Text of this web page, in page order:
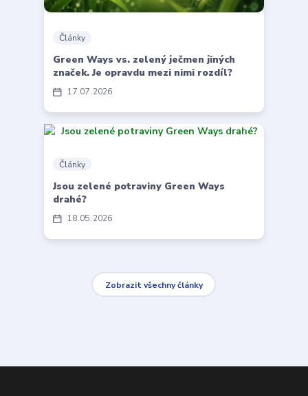
17 07 2026
Články
Green Ways vs. zelený ječmen jiných
značek. Je opravdu mezi nimi rozdíl?
18 05 2026
Články
Jsou zelené potraviny Green Ways
drahé?
Zobrazit všechny články